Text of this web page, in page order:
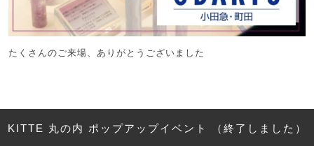
たくさんのご来場、ありがとうございました
KITTE 丸の内 ポップアップイベント （終了しました）